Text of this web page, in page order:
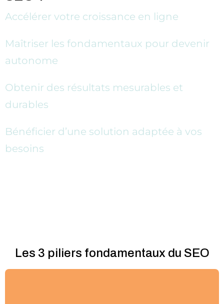
Accélérer votre croissance en ligne
Maîtriser les fondamentaux pour devenir
autonome
Obtenir des résultats mesurables et
durables
Bénéficier d’une solution adaptée à vos
besoins
Les 3 piliers fondamentaux du SEO